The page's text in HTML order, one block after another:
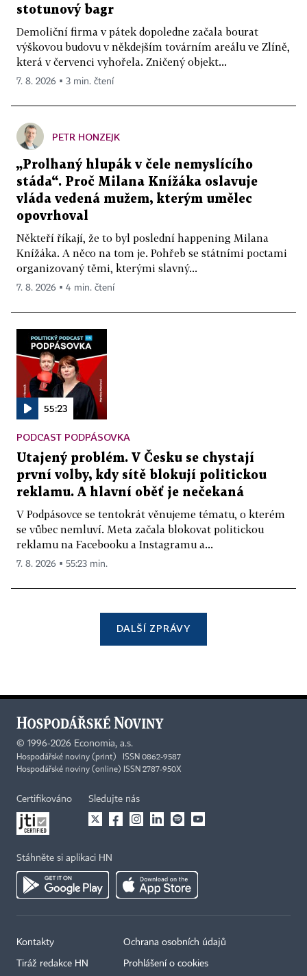
stotunový bagr
Demoliční firma v pátek dopoledne začala bourat
výškovou budovu v někdejším továrním areálu ve Zlíně,
která v červenci vyhořela. Zničený objekt...
7. 8. 2026 ▪ 3 min. čtení
PETR HONZEJK
„Prolhaný hlupák v čele nemyslícího
stáda“. Proč Milana Knížáka oslavuje
vláda vedená mužem, kterým umělec
opovrhoval
Někteří říkají, že to byl poslední happening Milana
Knížáka. A něco na tom je. Pohřeb se státními poctami
organizovaný těmi, kterými slavný...
7. 8. 2026 ▪ 4 min. čtení
55:23
PODCAST PODPÁSOVKA
Utajený problém. V Česku se chystají
první volby, kdy sítě blokují politickou
reklamu. A hlavní oběť je nečekaná
V Podpásovce se tentokrát věnujeme tématu, o kterém
se vůbec nemluví. Meta začala blokovat politickou
reklamu na Facebooku a Instagramu a...
7. 8. 2026 ▪ 55:23 min.
DALŠÍ ZPRÁVY
© 1996-2026 Economia, a.s.
Hospodářské noviny (print) ISSN 0862-9587
Hospodářské noviny (online) ISSN 2787-950X
Certifikováno Sledujte nás
Stáhněte si aplikaci HN
Kontakty
Tiráž redakce HN
Ochrana osobních údajů
Prohlášení o cookies